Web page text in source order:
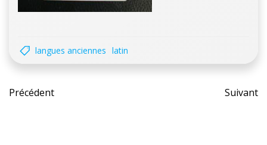
langues anciennes latin
Post
Précédent Suivant